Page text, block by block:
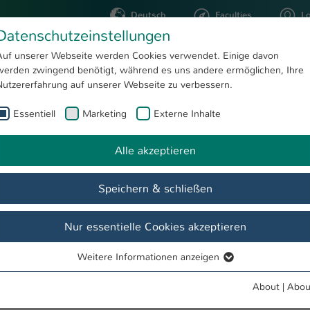
Deutsch Faculties
STUDYING RESEARCH
Kompetenzzentrum opinnometh Aktuelles
Downloads LeanFab Lernfabrik
"Kinder-Uni an der FH Kaiserslautern"
näher
erst recht!" lernten Kinder in Zweibrücken (26. Mai) und
unserer Webseite werden Cookies verwendet. Einige davon
zwingend benötigt, während es uns andere ermöglichen, Ihre
auf unserer Webseite zu verbessern.
Essentiell Marketing Externe Inhalte
Alle akzeptieren
Speichern & schließen
Nur essentielle Cookies akzeptieren
Essentielle Cookies werden für grundlegende Funktionen der
Weitere Informationen anzeigen
About |